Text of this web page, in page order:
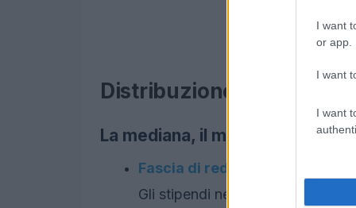
I want
or app.
I want
I want
Distribuzione degli
La mediana, il massimo, il
Fascia di reddito
Gli stipendi nello Xinjiang Uygur